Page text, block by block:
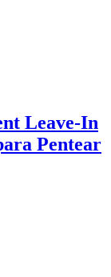
Leave-In
Pentear